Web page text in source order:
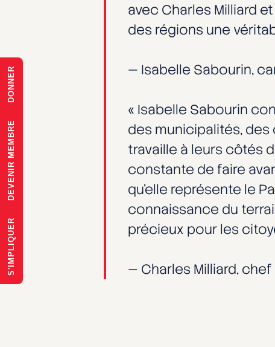
DONNER
DEVENIR MEMBRE
S'IMPLIQUER
avec Charles Milliard
des régions une
— Isabelle Sabourin,
« Isabelle Sabourin
des municipalités,
travaille à leurs côtés
constante de faire
qu’elle représente le
connaissance du
précieux pour les
— Charles Milliard,